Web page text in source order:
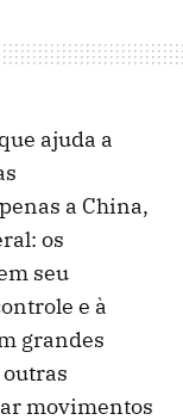
que ajuda a
a China,
os
seu
e à
grandes
movimentos